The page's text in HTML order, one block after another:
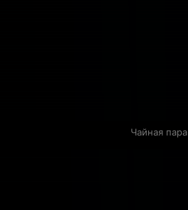
Чайная пара